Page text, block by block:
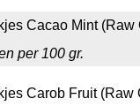
Cacao Mint (Raw
per 100 gr.
Carob Fruit (Raw